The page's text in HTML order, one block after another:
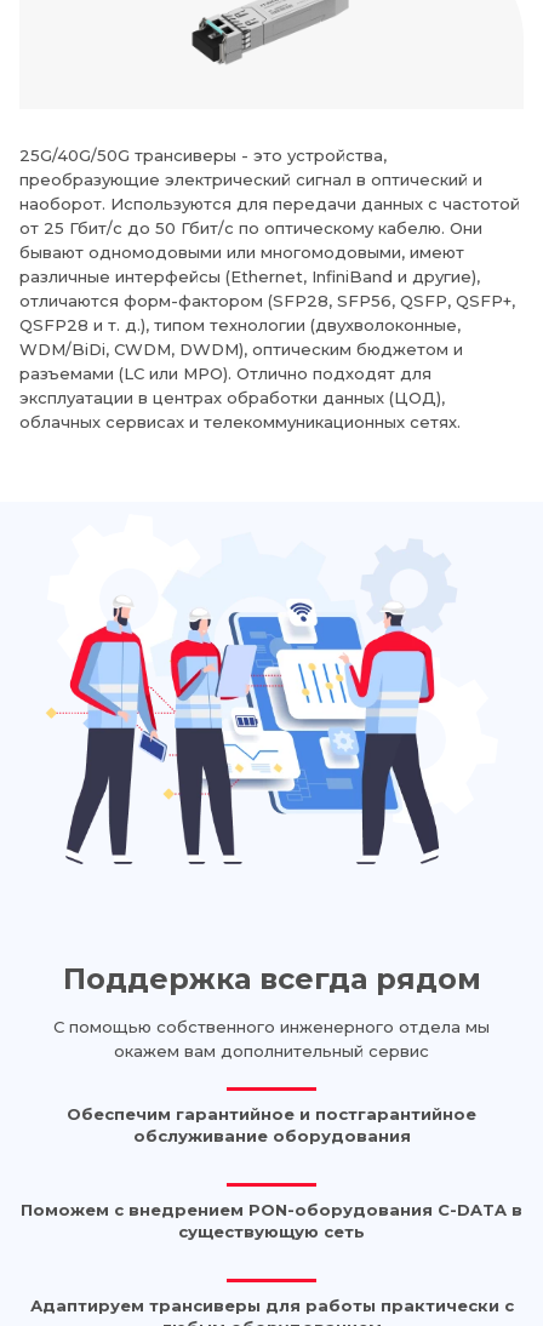
25G/40G/50G трансиверы - это устройства,
преобразующие электрический сигнал в оптический и
наоборот. Используются для передачи данных с частотой
от 25 Гбит/с до 50 Гбит/с по оптическому кабелю. Они
бывают одномодовыми или многомодовыми, имеют
различные интерфейсы (Ethernet, InfiniBand и другие),
отличаются форм-фактором (SFP28, SFP56, QSFP, QSFP+,
QSFP28 и т. д.), типом технологии (двухволоконные,
WDM/BiDi, CWDM, DWDM), оптическим бюджетом и
разъемами (LC или MPO). Отлично подходят для
эксплуатации в центрах обработки данных (ЦОД),
облачных сервисах и телекоммуникационных сетях.
Поддержка всегда рядом
С помощью собственного инженерного отдела мы
окажем вам дополнительный сервис
Обеспечим гарантийное и постгарантийное
обслуживание оборудования
Поможем с внедрением PON-оборудования C-DATA в
существующую сеть
Адаптируем трансиверы для работы практически с